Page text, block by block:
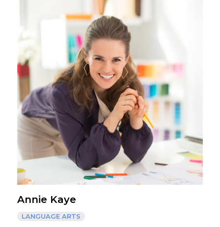
Annie Kaye
LANGUAGE ARTS